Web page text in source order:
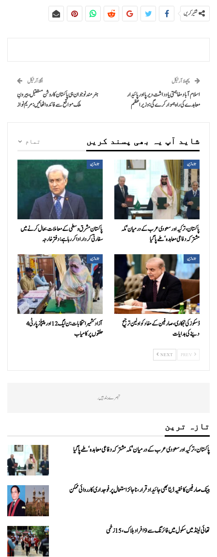
شئیر کریں
پچھلا آرٹیکل
اسلام آباد مفاہمتی یادداشت دیرپا اور پائیدار
معاہدے کی راہ ہموار کرے گی: وزیراعظم
اگلا آرٹیکل
ہنرمند نوجوان ہی پاکستان کا روشن مستقبل، بیرونِ
ملک مواقع سے فائدہ اٹھائیں: مریم نواز
تمام شاید آپ یہ بھی پسند کریں
تازہ ترین
پاکستان، ترکیہ اور سعودی عرب کے درمیان ’مکہ
مشترکہ دفاعی معاہدہ‘ طے پا گیا
تازہ ترین
پاکستان مشرق وسطی کے معاملات بحال کرنے میں
سفارتی کردار ادا کررہا ہے: دفتر خارجہ
تازہ ترین
ڈسکوز کی نجکاری،صارفین کے مفاد کو اولین ترجیح
دینے کی ہدایات
تازہ ترین
آزاد کشمیر انتخابات:ن ليگ 12 اور پیپلزپارٹی 4
حلقوں پر کامیاب
NEXT
تبصرے بند ہیں.
تازہ ترین
پاکستان، ترکیہ اور سعودی عرب کے درمیان ’مکہ مشترکہ دفاعی معاہدہ‘ طے پا گیا
بینک صارفین کا خفیہ ڈیٹا بھی جائیداد قرار، ناجائز استعمال پر فوجداری کارروائی ممکن
تھائی لینڈ میں سکول میں فائرنگ سے 9 افراد ہلاک، 15 زخمی